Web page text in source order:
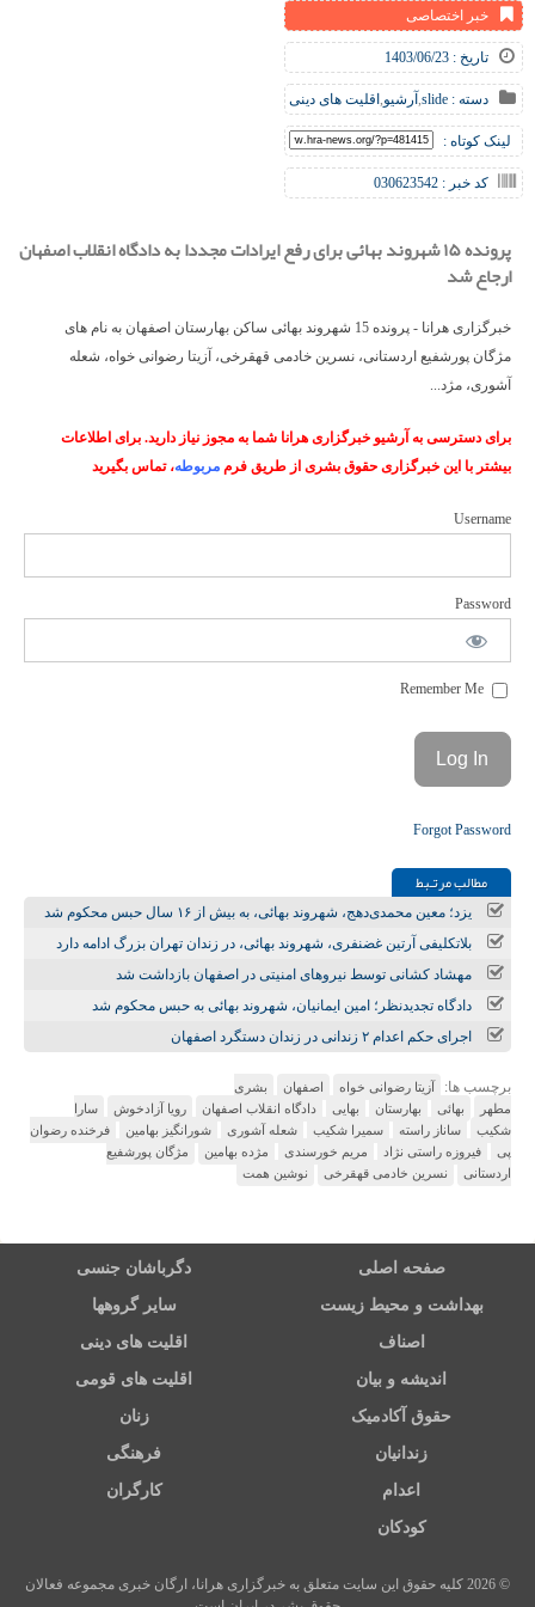
خبر اختصاصی
تاریخ : 1403/06/23
دسته : slide
,آرشیو,اقلیت های دینی
لینک کوتاه :
کد خبر : 030623542
پرونده ۱۵ شهروند بهائی برای رفع ایرادات مجددا به دادگاه انقلاب اصفهان
ارجاع شد
خبرگزاری هرانا - پرونده 15 شهروند بهائی ساکن بهارستان اصفهان به نام های
مژگان پورشفیع اردستانی، نسرین خادمی قهقرخی، آزیتا رضوانی خواه، شعله
آشوری، مژد...
برای دسترسی به آرشیو خبرگزاری هرانا شما به مجوز نیاز دارید. برای اطلاعات
بیشتر با این خبرگزاری حقوق بشری از طریق فرم مربوطه، تماس بگیرید
Username
Password
Forgot Password
مطالب مرتـبط
یزد؛ معین محمدی‌دهج، شهروند بهائی، به بیش از ۱۶ سال حبس محکوم شد
بلاتکلیفی آرتین غضنفری، شهروند بهائی، در زندان تهران بزرگ ادامه دارد
مهشاد کشانی توسط نیروهای امنیتی در اصفهان بازداشت شد
دادگاه تجدیدنظر؛ امین ایمانیان، شهروند بهائی به حبس محکوم شد
اجرای حکم اعدام ۲ زندانی در زندان دستگرد اصفهان
برچسب ها: آزیتا رضوانی خواه اصفهان
بشری
مطهر
بهائی بهارستان بهایی دادگاه انقلاب اصفهان رویا آزادخوش
سارا
شکیب
ساناز راسته سمیرا شکیب شعله آشوری شورانگیز بهامین
فرخنده رضوان
پی
فیروزه راستی نژاد مریم خورسندی مژده بهامین
مژگان پورشفیع
اردستانی
نسرین خادمی قهقرخی نوشین همت
صفحه اصلی دگرباشان جنسی
بهداشت و محیط زیست سایر گروهها
اصناف اقلیت های دینی
اندیشه و بیان اقلیت های قومی
حقوق آکادمیک زنان
زندانیان فرهنگی
اعدام کارگران
کودکان
© 2026 کلیه حقوق این سایت متعلق به خبرگزاری هرانا، ارگان خبری مجموعه فعالان